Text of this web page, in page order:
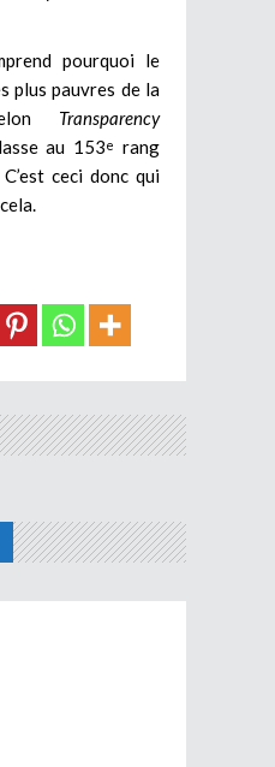
pourquoi le
plus pauvres de la
Transparency
au 153e
rang
ceci donc qui